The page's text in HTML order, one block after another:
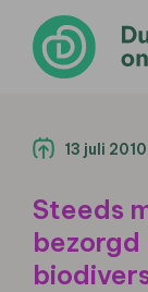
13 juli 2010
Steeds
bezorgd